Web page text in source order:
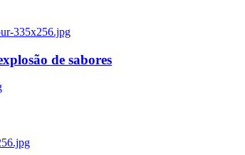
335x256.jpg
de sabores